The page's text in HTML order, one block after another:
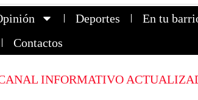
Deportes En tu
Contactos
INFORMATIVO